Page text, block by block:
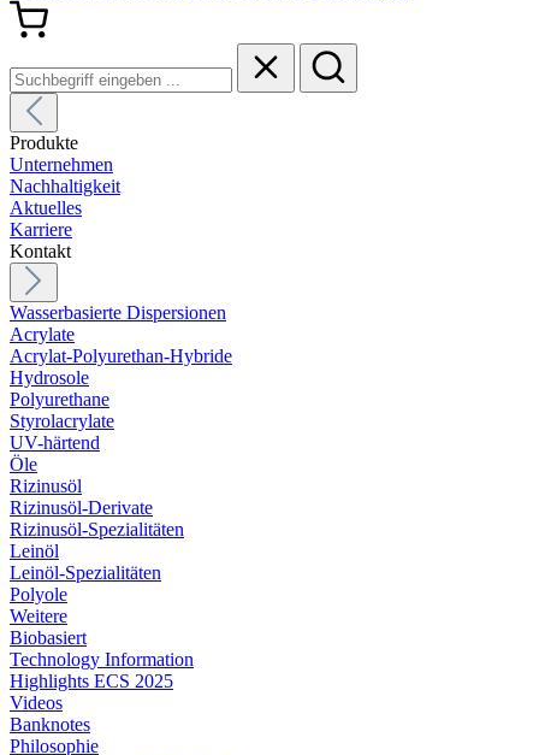
Produkte
Unternehmen
Nachhaltigkeit
Aktuelles
Karriere
Kontakt
Wasserbasierte Dispersionen
Acrylate
Acrylat-Polyurethan-Hybride
Hydrosole
Polyurethane
Styrolacrylate
UV-härtend
Öle
Rizinusöl
Rizinusöl-Derivate
Rizinusöl-Spezialitäten
Leinöl
Leinöl-Spezialitäten
Polyole
Weitere
Biobasiert
Technology Information
Highlights ECS 2025
Videos
Banknotes
Philosophie